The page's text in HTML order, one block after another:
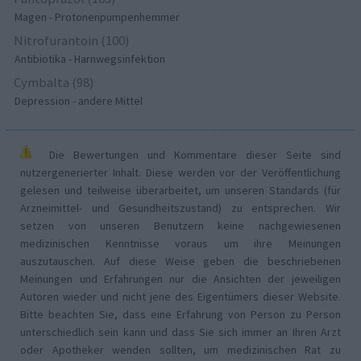
Magen - Protonenpumpenhemmer
Nitrofurantoin (100)
Antibiotika - Harnwegsinfektion
Cymbalta (98)
Depression - andere Mittel
Die Bewertungen und Kommentare dieser Seite sind
nutzergenerierter Inhalt. Diese werden vor der Veröffentlichung
gelesen und teilweise überarbeitet, um unseren Standards (für
Arzneimittel- und Gesundheitszustand) zu entsprechen. Wir
setzen von unseren Benutzern keine nachgewiesenen
medizinischen Kenntnisse voraus um ihre Meinungen
auszutauschen. Auf diese Weise geben die beschriebenen
Meinungen und Erfahrungen nur die Ansichten der jeweiligen
Autoren wieder und nicht jene des Eigentümers dieser Website.
Bitte beachten Sie, dass eine Erfahrung von Person zu Person
unterschiedlich sein kann und dass Sie sich immer an Ihren Arzt
oder Apotheker wenden sollten, um medizinischen Rat zu